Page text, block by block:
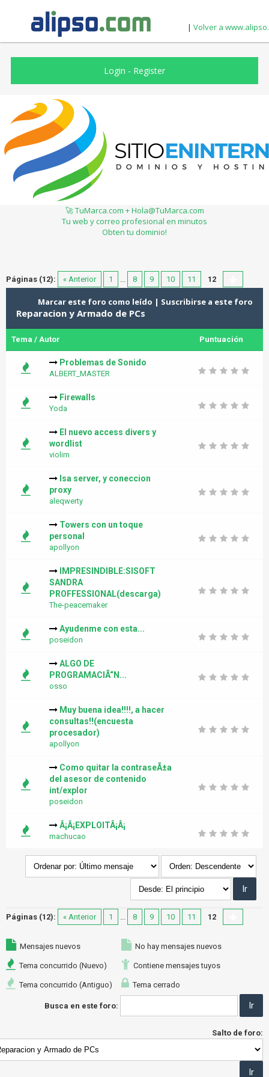
| Volver a
Login - Register
🚀 TuMarca.com + Hola@TuMarca.com
Tu web y correo profesional en minutos
Obten tu dominio!
Páginas (12): « Anterior 1 ... 8 9 10 11 12
Marcar este foro como leído | Suscribirse a este foro
Reparacion y Armado de PCs
Tema / Autor Puntuación
Problemas de Sonido
ALBERT_MASTER
Firewalls
Yoda
El nuevo access divers y
wordlist
violim
Isa server, y coneccion
proxy
aleqwerty
Towers con un toque
personal
apollyon
IMPRESINDIBLE:SISOFT
SANDRA
PROFFESSIONAL(descarga)
The-peacemaker
Ayudenme con esta...
poseidon
ALGO DE
PROGRAMACIÃ“N...
osso
Muy buena idea!!!!, a hacer
consultas!!(encuesta
procesador)
apollyon
Como quitar la contraseÃ±a
del asesor de contenido
int/explor
poseidon
Â¡Â¡EXPLOITÂ¡Â¡
machucao
Páginas (12): « Anterior 1 ... 8 9 10 11 12
Mensajes nuevos
Tema concurrido (Nuevo)
Tema concurrido (Antiguo)
No hay mensajes nuevos
Contiene mensajes tuyos
Tema cerrado
Busca en este foro:
Salto de foro: